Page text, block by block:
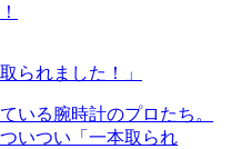
られました！」
いる腕時計のプロたち。
いつい「一本取られ